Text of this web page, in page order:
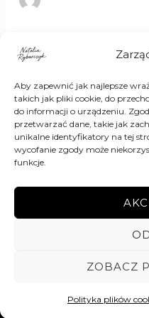
Aby zapewnić jak najlepsze
takich jak pliki cookie, do
do informacji o urządzeniu.
przetwarzać dane, takie jak
unikalne identyfikatory na tej
wycofanie zgody może
funkcje.
ZOBACZ
Polityka plików
Nie udało się znaleźć
Informacje